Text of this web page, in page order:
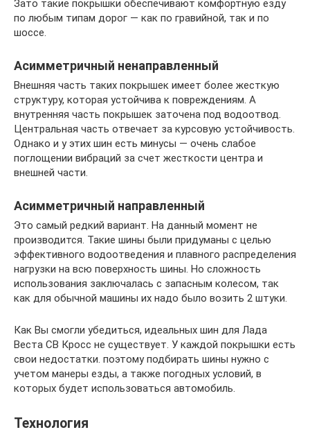
Зато такие покрышки обеспечивают комфортную езду
по любым типам дорог — как по гравийной, так и по
шоссе.
Асимметричный ненаправленный
Внешняя часть таких покрышек имеет более жесткую
структуру, которая устойчива к повреждениям. А
внутренняя часть покрышек заточена под водоотвод.
Центральная часть отвечает за курсовую устойчивость.
Однако и у этих шин есть минусы — очень слабое
поглощении вибраций за счет жесткости центра и
внешней части.
Асимметричный направленный
Это самый редкий вариант. На данный момент не
производится. Такие шины были придуманы с целью
эффективного водоотведения и плавного распределения
нагрузки на всю поверхность шины. Но сложность
использования заключалась с запасным колесом, так
как для обычной машины их надо было возить 2 штуки.
Как Вы смогли убедиться, идеальных шин для Лада
Веста СВ Кросс не существует. У каждой покрышки есть
свои недостатки. поэтому подбирать шины нужно с
учетом манеры езды, а также погодных условий, в
которых будет использоваться автомобиль.
Технология